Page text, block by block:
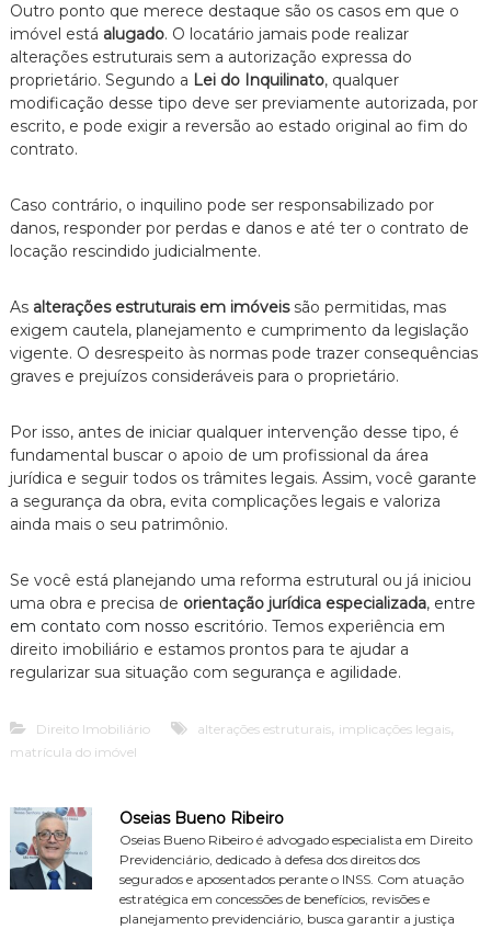
Outro ponto que merece destaque são os casos em que o
imóvel está alugado. O locatário jamais pode realizar
alterações estruturais sem a autorização expressa do
proprietário. Segundo a Lei do Inquilinato, qualquer
modificação desse tipo deve ser previamente autorizada, por
escrito, e pode exigir a reversão ao estado original ao fim do
contrato.
Caso contrário, o inquilino pode ser responsabilizado por
danos, responder por perdas e danos e até ter o contrato de
locação rescindido judicialmente.
As alterações estruturais em imóveissão permitidas, mas
exigem cautela, planejamento e cumprimento da legislação
vigente. O desrespeito às normas pode trazer consequências
graves e prejuízos consideráveis para o proprietário.
Por isso, antes de iniciar qualquer intervenção desse tipo, é
fundamental buscar o apoio de um profissional da área
jurídica e seguir todos os trâmites legais. Assim, você garante
a segurança da obra, evita complicações legais e valoriza
ainda mais o seu patrimônio.
Se você está planejando uma reforma estrutural ou já iniciou
uma obra e precisa de orientação jurídica especializada, entre
em contato com nosso escritório. Temos experiência em
direito imobiliário e estamos prontos para te ajudar a
regularizar sua situação com segurança e agilidade.
Direito Imobiliário alterações estruturais, implicações legais,
matrícula do imóvel
Oseias Bueno Ribeiro
Oseias Bueno Ribeiro é advogado especialista em Direito
Previdenciário, dedicado à defesa dos direitos dos
segurados e aposentados perante o INSS. Com atuação
estratégica em concessões de benefícios, revisões e
planejamento previdenciário, busca garantir a justiça